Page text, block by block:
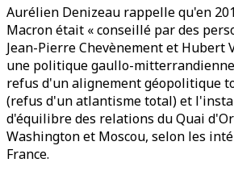
Aurélien Denizeau rappelle qu'en
Macron était « conseillé par des
Jean-Pierre Chevènement et Hubert
une politique gaullo-
refus d'un alignement géopolitique
(refus d'un atlantisme total) et
d'équilibre des relations du Quai
Washington et Moscou, selon les
France.